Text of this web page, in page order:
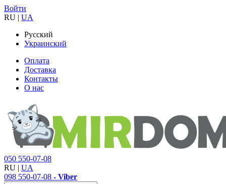
Войти
RU | UA
Русский
Украинский
Оплата
Доставка
Контакты
О нас
050 550-07-08
RU | UA
098 550-07-08 - Viber